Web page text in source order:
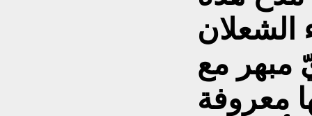
الشعلان
مبهر مع
معروفة